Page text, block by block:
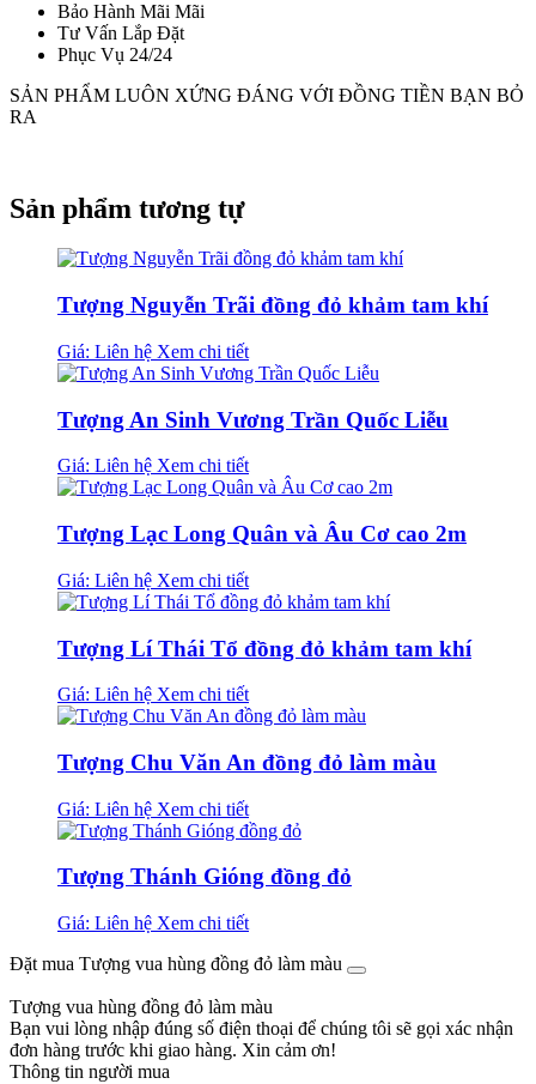
Bảo Hành Mãi Mãi
Tư Vấn Lắp Đặt
Phục Vụ 24/24
SẢN PHẨM LUÔN XỨNG ĐÁNG VỚI ĐỒNG TIỀN BẠN BỎ
RA
Sản phẩm tương tự
Tượng Nguyễn Trãi đồng đỏ khảm tam khí
Giá: Liên hệ Xem chi tiết
Tượng An Sinh Vương Trần Quốc Liễu
Giá: Liên hệ Xem chi tiết
Tượng Lạc Long Quân và Âu Cơ cao 2m
Giá: Liên hệ Xem chi tiết
Tượng Lí Thái Tổ đồng đỏ khảm tam khí
Giá: Liên hệ Xem chi tiết
Tượng Chu Văn An đồng đỏ làm màu
Giá: Liên hệ Xem chi tiết
Tượng Thánh Gióng đồng đỏ
Giá: Liên hệ Xem chi tiết
Đặt mua Tượng vua hùng đồng đỏ làm màu
Tượng vua hùng đồng đỏ làm màu
Bạn vui lòng nhập đúng số điện thoại để chúng tôi sẽ gọi xác nhận
đơn hàng trước khi giao hàng. Xin cảm ơn!
Thông tin người mua